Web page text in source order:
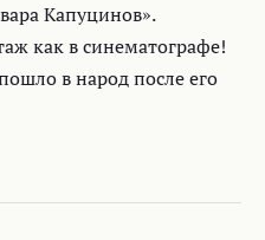
Капуцинов».
как в синематографе!
в народ после его